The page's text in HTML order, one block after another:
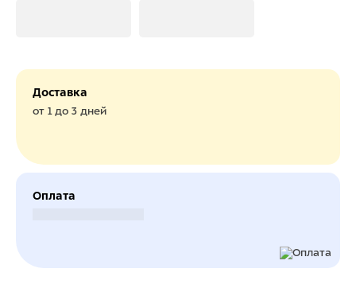
Доставка
от 1 до 3 дней
Оплата